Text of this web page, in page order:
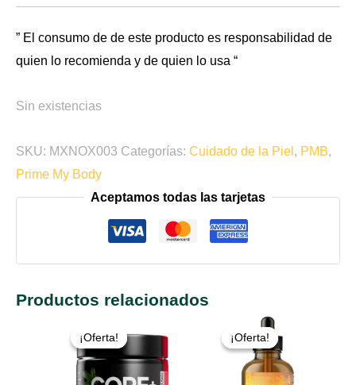
” El consumo de de este producto es responsabilidad de
quien lo recomienda y de quien lo usa “
Sin existencias
SKU: MXNOX003 Categorías: Cuidado de la Piel , PMB,
Prime My Body
Aceptamos todas las tarjetas
Productos relacionados
¡Oferta!
¡Oferta!
precio
original
era:
$2,999.00.
es:
$2,199.00.
¡Oferta!
¡Oferta!
El
precio
original
era:
$3,199.00.